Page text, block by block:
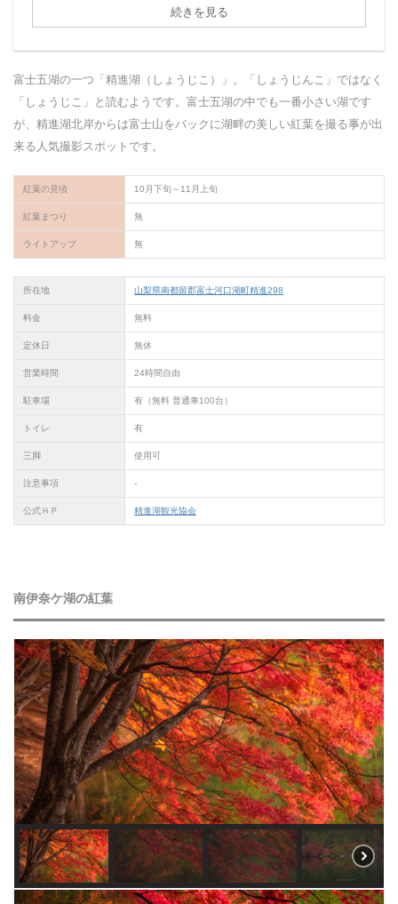
続きを見る
富士五湖の一つ「精進湖（しょうじこ）」。「しょうじんこ」ではなく
「しょうじこ」と読むようです。富士五湖の中でも一番小さい湖です
が、精進湖北岸からは富士山をバックに湖畔の美しい紅葉を撮る事が出
来る人気撮影スポットです。
紅葉の見頃 10月下旬～11月上旬
紅葉まつり 無
ライトアップ 無
所在地 山梨県南都留郡富士河口湖町精進298
料金 無料
定休日 無休
営業時間 24時間自由
駐車場 有（無料 普通車100台）
トイレ 有
三脚 使用可
注意事項 -
公式ＨＰ 精進湖観光協会
南伊奈ケ湖の紅葉